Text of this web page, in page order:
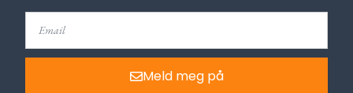
Meld meg på